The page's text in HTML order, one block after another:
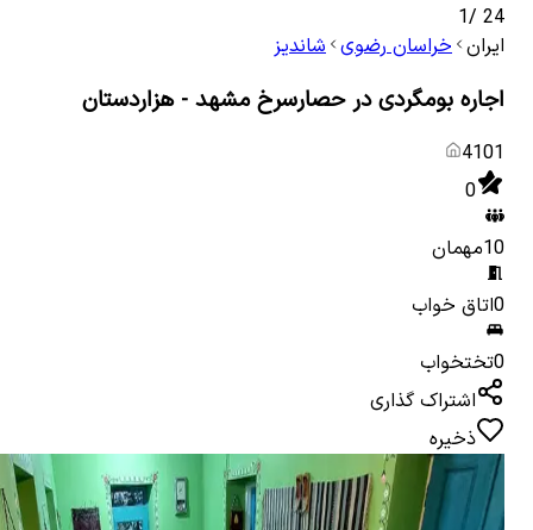
24
/
1
ایران خراسان رضوی شاندیز
اجاره بومگردی در حصارسرخ مشهد - هزاردستان
4101
0
10مهمان
0اتاق خواب
0تختخواب
اشتراک گذاری
ذخیره